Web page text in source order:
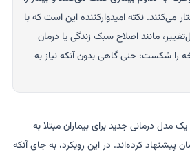
می‌کنند. نکته امیدوارکننده این است که با
مانند اصلاح سبک زندگی یا درمان
را شکست؛ حتی گاهی بدون آنکه نیاز به
درمانی جدید برای بیماران مبتلا به
پیشنهاد کرده‌اند. در این رویکرد، به جای آنکه